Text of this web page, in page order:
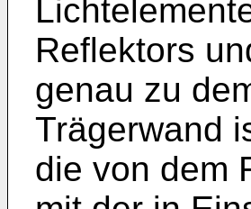
Reflektors
genau zu
Trägerwand
die von dem